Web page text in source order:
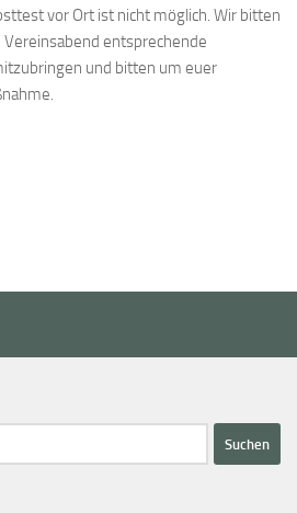
vor Ort ist nicht möglich. Wir bitten
entsprechende
und bitten um euer